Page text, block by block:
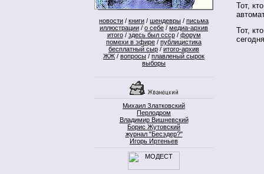
новости / книги / шендевры / письма
иллюстрации / о себе / медиа-архив
итого/ здесь был ссср/ форум
помехи в эфире / публицистика
бесплатный сыр / итого-архив
ЖЖ / вопросы / плавленый сырок
выборы
Михаил Златковский
Перлодром
Владимир Вишневский
Борис Жутовский
журнал "Бесэдер?"
Игорь Иртеньев
Тот,
Тот,